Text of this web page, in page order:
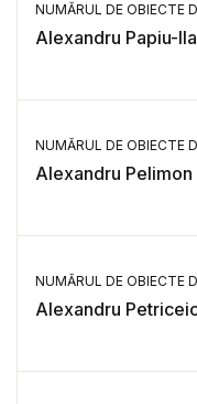
NUMĂRUL DE OBIECTE
Alexandru Papiu-
NUMĂRUL DE OBIECTE
Alexandru Pelimon
NUMĂRUL DE OBIECTE
Alexandru